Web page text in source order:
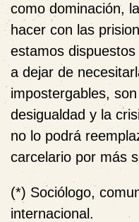
como dominación,
hacer con las
estamos
a dejar de
impostergables,
desigualdad y la
no lo podrá
carcelario por más
(*) Sociólogo,
internacional.